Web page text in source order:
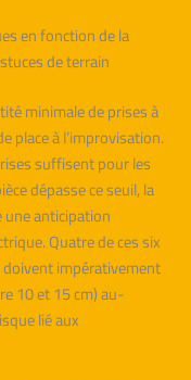
en fonction de la
de terrain
minimale de prises à
place à l’improvisation.
suffisent pour les
dépasse ce seuil, la
une anticipation
Quatre de ces six
impérativement
10 et 15 cm) au-
lié aux